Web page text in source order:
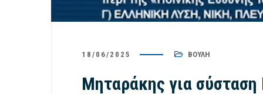
18/06/2025 ΒΟΥΛΉ
Μηταράκης για σύσταση